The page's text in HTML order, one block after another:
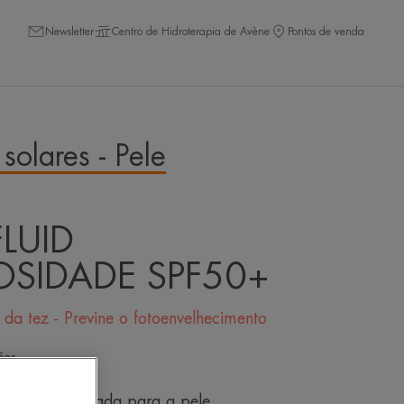
Newsletter Centro de Hidroterapia de Avène Pontos de venda
- Pele
SPF50+
tez - Previne o fotoenvelhecimento